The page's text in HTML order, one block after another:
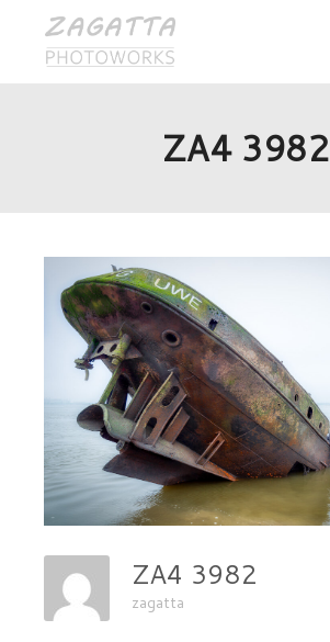
ZA4 3982
ZA4 3982
zagatta